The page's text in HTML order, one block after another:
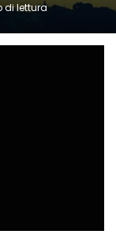
di lettura